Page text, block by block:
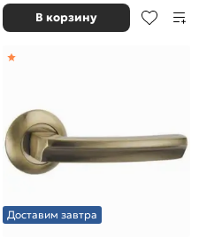
В корзину
Доставим завтра